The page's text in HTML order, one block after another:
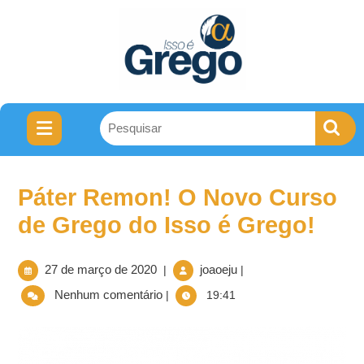
Páter Remon! O Novo Curso
de Grego do Isso é Grego!
27 de março de 2020 | joaoeju |
Nenhum comentário | 19:41